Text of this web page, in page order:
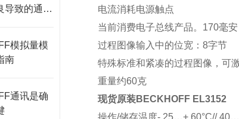
导致的通讯
模拟量模
南
通讯是确
电流消耗电源触点
当前消费电子总线产品。170毫安
过程图像输入中的位宽：8字节
特殊标准和紧凑的过程图像，可
重量约60克
现货原装BECKHOFF EL3152
操作/储存温度- 25…+ 60°C//